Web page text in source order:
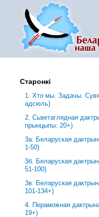
Старонкі
1. Хто мы. Задачы.
адсюль)
2. Сьветаглядная
прынцыпы: 20+)
3a. Беларуская
1-50)
3б. Беларуская
51-100)
3в. Беларуская
101-134+)
4. Пераможная
19+)